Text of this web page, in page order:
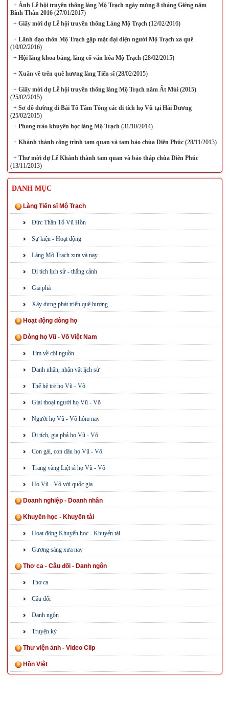
+Ảnh Lễ hội truyền thống làng Mộ Trạch ngày mùng 8 tháng Giêng năm
Bính Thân 2016(27/01/2017)
+Giấy mời dự Lễ hội truyền thống Làng Mộ Trạch(12/02/2016)
+Lãnh đạo thôn Mộ Trạch gặp mặt đại diện người Mộ Trạch xa quê
(10/02/2016)
+Hội làng khoa bảng, làng cổ văn hóa Mộ Trạch(28/02/2015)
+Xuân về trên quê hương làng Tiến sĩ(28/02/2015)
+Giấy mời dự Lễ hội truyền thống làng Mộ Trạch năm Ất Mùi (2015)
(25/02/2015)
+Sơ đồ đường đi Bái Tổ Tầm Tông các di tích họ Vũ tại Hải Dương
(25/02/2015)
+Phong trào khuyến học làng Mộ Trạch(31/10/2014)
+Khánh thành công trình tam quan và tam bảo chùa Diên Phúc(28/11/2013)
+Thư mời dự Lễ Khánh thành tam quan và bảo tháp chùa Diên Phúc
(13/11/2013)
DANH MỤC
Làng Tiến sĩ Mộ Trạch
Đức Thần Tổ Vũ Hồn
Sự kiện - Hoạt động
Làng Mộ Trạch xưa và nay
Di tích lịch sử - thắng cảnh
Gia phả
Xây dựng phát triển quê hương
Hoạt động dòng họ
Dòng họ Vũ - Võ Việt Nam
Tìm về cội nguồn
Danh nhân, nhân vật lịch sử
Thế hệ trẻ họ Vũ - Võ
Giai thoại người họ Vũ - Võ
Người họ Vũ - Võ hôm nay
Di tích, gia phả họ Vũ - Võ
Con gái, con dâu họ Vũ - Võ
Trang vàng Liệt sĩ họ Vũ - Võ
Họ Vũ - Võ với quốc gia
Doanh nghiệp - Doanh nhân
Khuyến học - Khuyến tài
Hoạt động Khuyến học - Khuyến tài
Gương sáng xưa nay
Thơ ca - Câu đối - Danh ngôn
Thơ ca
Câu đối
Danh ngôn
Truyện ký
Thư viện ảnh - Video Clip
Hồn Việt